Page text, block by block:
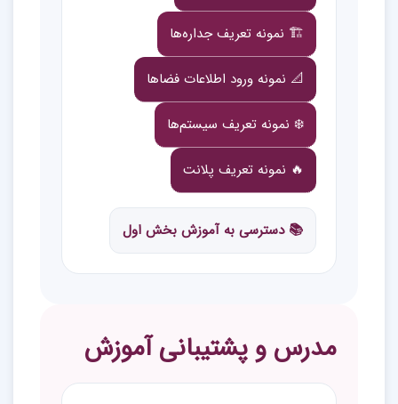
🏗️ نمونه تعریف جداره‌ها
📐 نمونه ورود اطلاعات فضاها
❄️ نمونه تعریف سیستم‌ها
🔥 نمونه تعریف پلانت
📚 دسترسی به آموزش بخش اول
مدرس و پشتیبانی آموزش